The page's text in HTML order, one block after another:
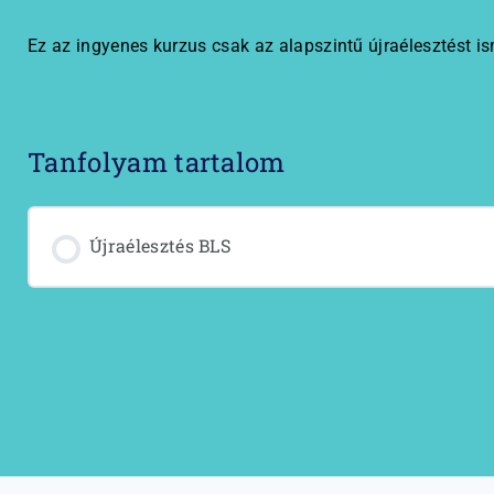
Ez az ingyenes kurzus csak az alapszintű újraélesztést
Tanfolyam tartalom
Újraélesztés BLS